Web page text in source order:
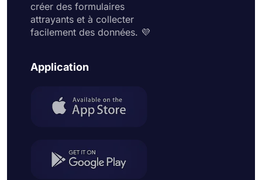
créer des formulaires
attrayants et à collecter
facilement des données. 💜
Application